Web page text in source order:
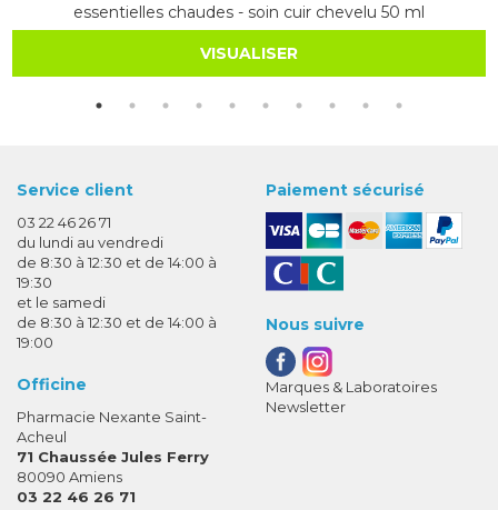
essentielles chaudes - soin cuir chevelu 50 ml
VISUALISER
Service client
03 22 46 26 71
du lundi au vendredi
de 8:30 à 12:30 et de 14:00 à
19:30
et le samedi
de 8:30 à 12:30 et de 14:00 à
19:00
Officine
Pharmacie Nexante Saint-
Acheul
71 Chaussée Jules Ferry
80090 Amiens
03 22 46 26 71
Paiement sécurisé
Nous suivre
Marques & Laboratoires
Newsletter